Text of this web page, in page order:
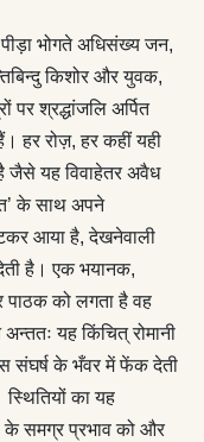
भोगते अधिसंख्य जन,
किशोर और युवक,
श्रद्धांजलि अर्पित
हर रोज़, हर कहीं यही
जैसे यह विवाहेतर अवैध
के साथ अपने
आया है, देखनेवाली
है। एक भयानक,
को लगता है वह
यह किंचित् रोमानी
संघर्ष के भँवर में फेंक देती
का यह
के समग्र प्रभाव को और